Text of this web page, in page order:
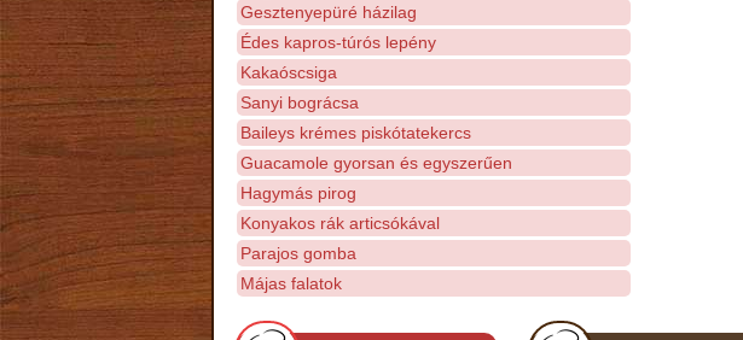
Gesztenyepüré házilag
Édes kapros-túrós lepény
Kakaóscsiga
Sanyi bográcsa
Baileys krémes piskótatekercs
Guacamole gyorsan és egyszerűen
Hagymás pirog
Konyakos rák articsókával
Parajos gomba
Májas falatok